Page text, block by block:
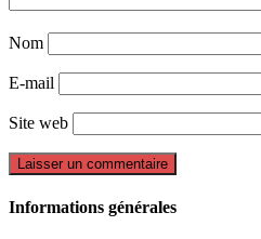
Nom
E-mail
Site web
Informations générales